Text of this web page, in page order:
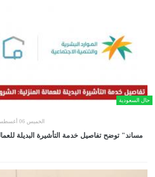
حال السعودية
الخميس 06 أغسطس 2026 03:34 مساءً